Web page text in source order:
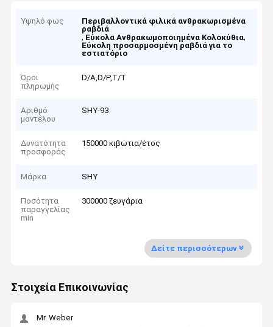
Υψηλό φως
Περιβαλλοντικά φιλικά ανθρακωρισμένα
ραβδιά
, Εύκολα Ανθρακωμοποιημένα Κολοκύθια,
Εύκολη προσαρμοσμένη ραβδιά για το
εστιατόριο
Όροι
πληρωμής
D/A,D/P,T/T
Αριθμό
μοντέλου
SHY-93
Δυνατότητα
προσφοράς
150000 κιβώτια/έτος
Μάρκα SHY
Ποσότητα
παραγγελίας
min
300000 ζευγάρια
Δείτε περισσότερων
Στοιχεία Επικοινωνίας
Mr. Weber